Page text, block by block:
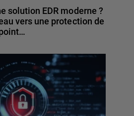
solution EDR moderne ?
vers une protection de